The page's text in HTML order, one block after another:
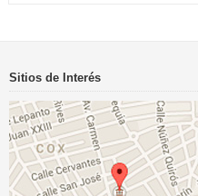
Sitios de Interés